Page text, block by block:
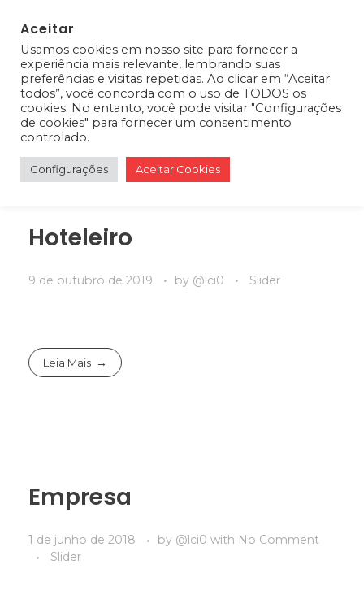
0
Hoteleiro
9 de outubro de 2019 by @lci0 Slider
Leia Mais
Empresa
1 de junho de 2018 by @lci0 with No Comment
Slider
Aceitar
Usamos cookies em nosso site para fornecer a
experiência mais relevante, lembrando suas
preferências e visitas repetidas. Ao clicar em “Aceitar
todos”, você concorda com o uso de TODOS os
cookies. No entanto, você pode visitar "Configurações
de cookies" para fornecer um consentimento
controlado.
Configurações Aceitar Cookies